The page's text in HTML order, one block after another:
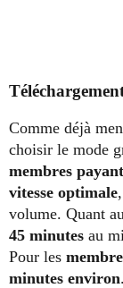
Comme déjà
choisir le mode
membres payant
vitesse optimale
volume. Quant
45 minutes au
Pour les
minutes environ.